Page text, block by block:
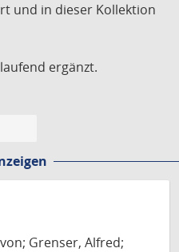
und in dieser Kollektion
ergänzt.
Grenser, Alfred;